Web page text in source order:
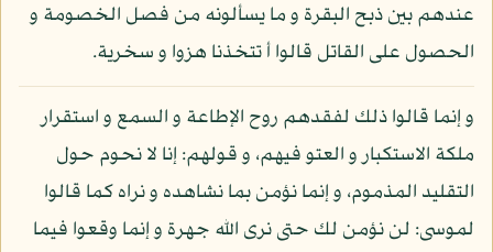
عندهم بين ذبح البقرة و ما يسألونه من فصل الخصومة و
الحصول على القاتل قالوا أ تتخذنا هزوا و سخرية.
و إنما قالوا ذلك لفقدهم روح الإطاعة و السمع و استقرار
ملكة الاستكبار و العتو فيهم، و قولهم: إنا لا نحوم حول
التقليد المذموم، و إنما نؤمن بما نشاهده و نراه كما قالوا
لموسى: لن نؤمن لك حتى نرى الله جهرة و إنما وقعوا فيما